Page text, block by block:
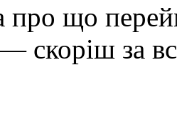
що
скоріш за